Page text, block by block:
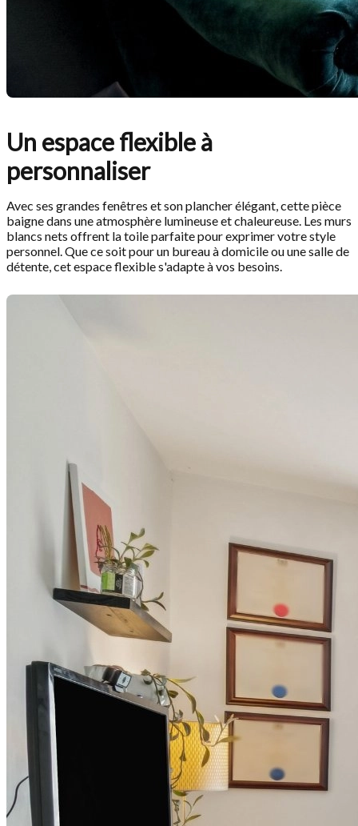
Un espace flexible à
personnaliser
Avec ses grandes fenêtres et son plancher élégant, cette pièce
baigne dans une atmosphère lumineuse et chaleureuse. Les murs
blancs nets offrent la toile parfaite pour exprimer votre style
personnel. Que ce soit pour un bureau à domicile ou une salle de
détente, cet espace flexible s'adapte à vos besoins.